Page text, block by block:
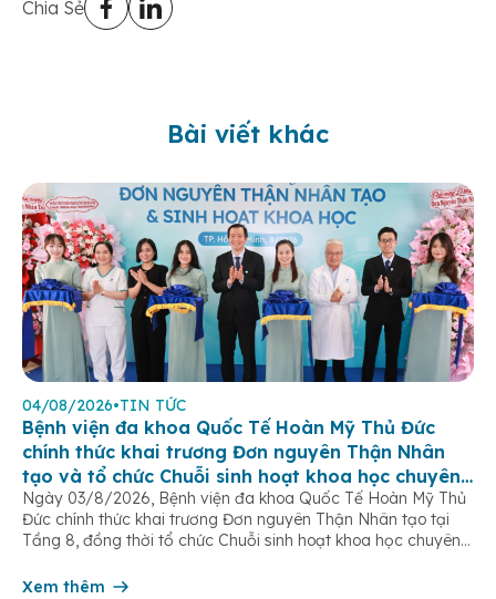
Chia Sẻ
Bài viết khác
04/08/2026•TIN TỨC
Bệnh viện đa khoa Quốc Tế Hoàn Mỹ Thủ Đức
chính thức khai trương Đơn nguyên Thận Nhân
tạo và tổ chức Chuỗi sinh hoạt khoa học chuyên
đề
Ngày 03/8/2026, Bệnh viện đa khoa Quốc Tế Hoàn Mỹ Thủ
Đức chính thức khai trương Đơn nguyên Thận Nhân tạo tại
Tầng 8, đồng thời tổ chức Chuỗi sinh hoạt khoa học chuyên
bước tiến quan trọng trong chiến lược […]
Xem thêm